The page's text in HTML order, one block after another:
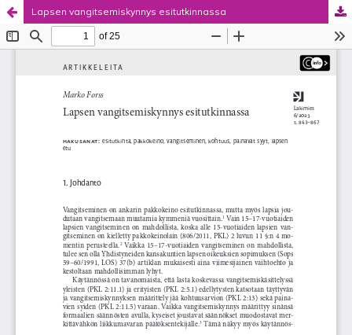
Lapsen vangitsemiskynnys esitutkinnassa
Palvelua ylläpitää Tieteellisten seurain valtuuskunta.